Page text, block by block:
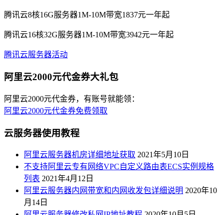
腾讯云8核16G服务器1M-10M带宽1837元一年起
腾讯云16核32G服务器1M-10M带宽3942元一年起
腾讯云服务器活动
阿里云2000元代金券大礼包
阿里云2000元代金券，有账号就能领：
阿里云2000元代金券免费领取
云服务器使用教程
阿里云服务器机房详细地址获取 2021年5月10日
不支持阿里云专有网络VPC自定义路由表ECS实例规格
列表 2021年4月12日
阿里云服务器内网带宽和内网收发包详细说明 2020年10
月14日